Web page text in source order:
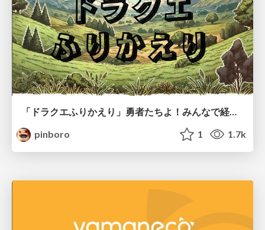
「ドラクエふりかえり」勇者たちよ！みんなで経験値を貯めてモンスターをドンドン倒していこう！
pinboro
1 1.7k